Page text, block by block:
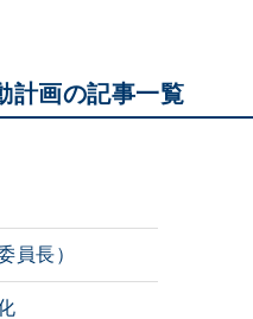
計画の記事一覧
員長）
化